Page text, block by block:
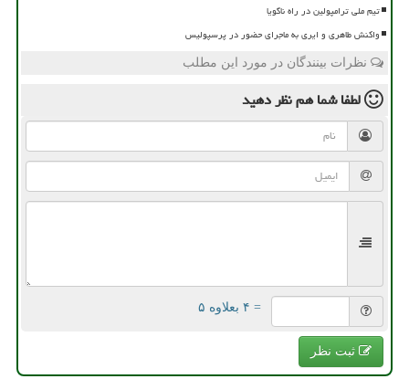
تیم ملی ترامپولین در راه ناگویا
واکنش طاهری و ایری به ماجرای حضور در پرسپولیس
نظرات بینندگان در مورد این مطلب
لطفا شما همنظر دهید
= ۴ بعلاوه ۵
ثبت نظر